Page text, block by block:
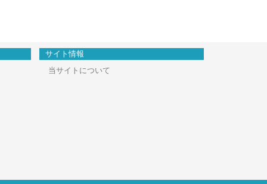
サイト情報
当サイトについて